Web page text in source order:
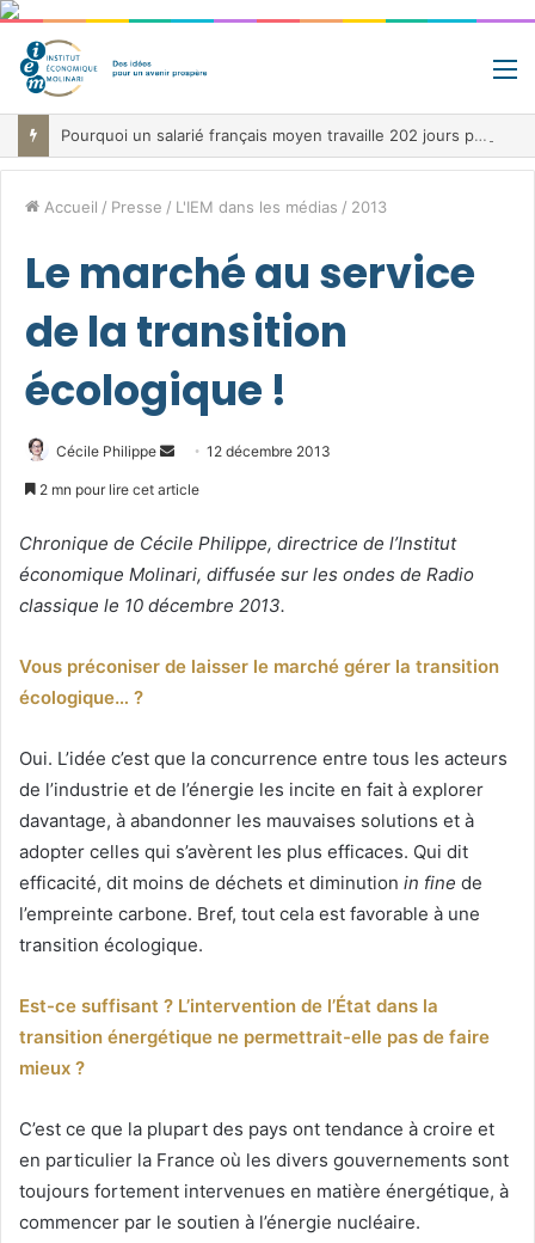
Pourquoi un salarié français moyen travaille 202 jours par an pour financer impôts et cotisations, un record dans toute l’Union européenne
Accueil / Presse / L'IEM dans les médias / 2013
Le marché au service
de la transition
écologique !
Cécile Philippe
Envoyer12 décembre 2013
2 mn pour lire cet article
Chronique de Cécile Philippe, directrice de l’Institut
économique Molinari, diffusée sur les ondes de Radio
classique le 10 décembre 2013.
Vous préconiser de laisser le marché gérer la transition
écologique… ?
Oui. L’idée c’est que la concurrence entre tous les acteurs
de l’industrie et de l’énergie les incite en fait à explorer
davantage, à abandonner les mauvaises solutions et à
adopter celles qui s’avèrent les plus efficaces. Qui dit
efficacité, dit moins de déchets et diminution in fine de
l’empreinte carbone. Bref, tout cela est favorable à une
transition écologique.
Est-ce suffisant ? L’intervention de l’État dans la
transition énergétique ne permettrait-elle pas de faire
mieux ?
C’est ce que la plupart des pays ont tendance à croire et
en particulier la France où les divers gouvernements sont
toujours fortement intervenues en matière énergétique, à
commencer par le soutien à l’énergie nucléaire.